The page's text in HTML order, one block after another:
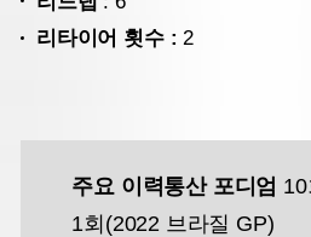
리타이어 횟수 :2
주요 이력통산 포디엄 10
1회(2022 브라질 GP)